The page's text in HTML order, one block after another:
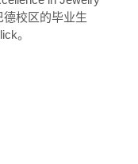
德校区的毕业生
。